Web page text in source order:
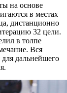
на основе
в местах
дистанционно
32 цели.
в толпе
Вся
дальнейшего